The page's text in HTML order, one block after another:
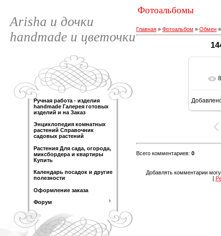
Arisha и дочки
handmade и цветочки
Ручная работа - изделия
handmade Галерея готовых
изделий и на Заказ
Энциклопедия комнатных
растений Справочник
садовых растений
Растения Для сада, огорода,
миксбордера и квартиры
Купить
Календарь посадок и другие
полезности
Оформление заказа
Форум
Фотоальбомы
Главная » Фотоальбом » Обмен
Всего комментариев: 0
Добавлять комментарии
[